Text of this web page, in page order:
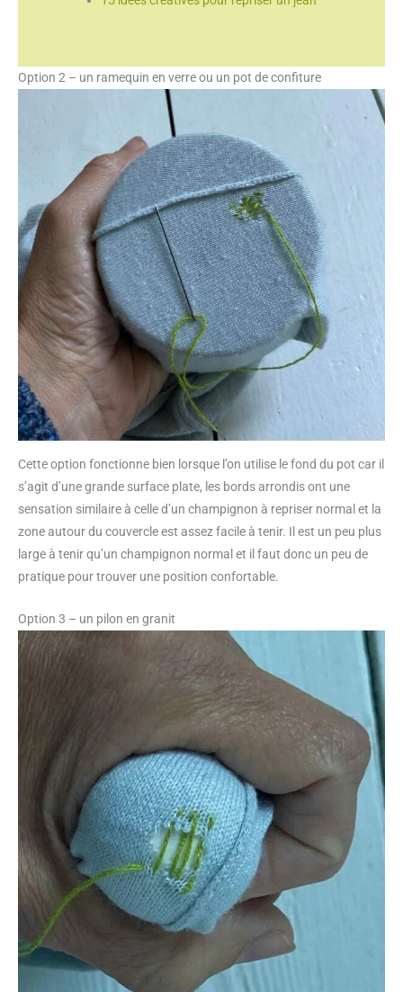
Option 2 – un ramequin en verre ou un pot de confiture
Cette option fonctionne bien lorsque l’on utilise le fond du pot car il
s’agit d’une grande surface plate, les bords arrondis ont une
sensation similaire à celle d’un champignon à repriser normal et la
zone autour du couvercle est assez facile à tenir. Il est un peu plus
large à tenir qu’un champignon normal et il faut donc un peu de
pratique pour trouver une position confortable.
Option 3 – un pilon en granit